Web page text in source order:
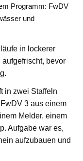
Programm: FwDV
und
in lockerer
bevor
in zwei Staffeln
3 aus einem
Melder, einem
Aufgabe war es,
aufzubauen und